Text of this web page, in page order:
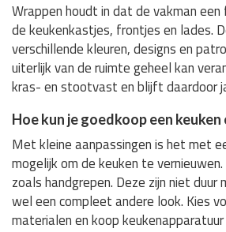
Wrappen houdt in dat de vakman
de keukenkastjes, frontjes en lades.
verschillende kleuren, designs en
uiterlijk van de ruimte geheel kan
kras- en stootvast en blijft daardoor
Hoe kun je goedkoop een keuken
Met kleine aanpassingen is het met
mogelijk om de keuken te
zoals handgrepen. Deze zijn niet duur
wel een compleet andere look. Kies
materialen en koop